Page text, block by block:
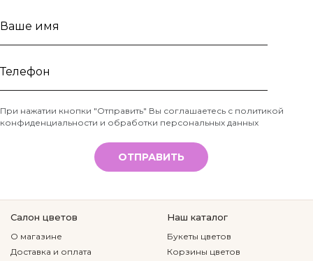
Ваше
Телефон
*
При нажатии кнопки "Отправить" Вы соглашаетесь с политикой
конфиденциальности и обработки персональных данных
ОТПРАВИТЬ
Салон цветов
О магазине
Доставка и оплата
Наш каталог
Букеты цветов
Корзины цветов